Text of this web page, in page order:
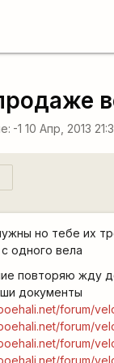
-1 10 Апр, 2013
но тебе их
одного вела
повторяю жду
документы
forum/
forum/
forum/